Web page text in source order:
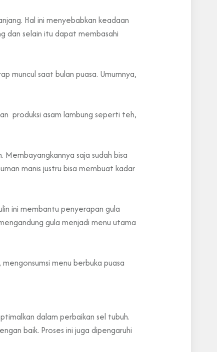
Hal ini menyebabkan keadaan
dan selain itu dapat membasahi
muncul saat bulan puasa. Umumnya,
produksi asam lambung seperti teh,
saja sudah bisa
manis justru bisa membuat kadar
ini membantu penyerapan gula
gula menjadi menu utama
menu berbuka puasa
dalam perbaikan sel tubuh.
baik. Proses ini juga dipengaruhi